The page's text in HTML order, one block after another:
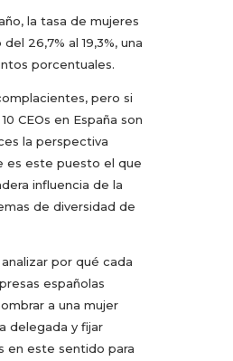
la tasa de mujeres
26,7% al 19,3%, una
porcentuales.
pero si
CEOs en España son
la perspectiva
es este puesto el que
influencia de la
de diversidad de
por qué cada
españolas
a una mujer
delegada y fijar
en este sentido para